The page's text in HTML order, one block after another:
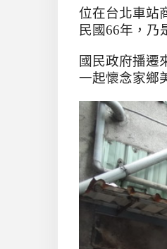
位在台北車站
民國66年，乃
國民政府播遷
一起懷念家鄉